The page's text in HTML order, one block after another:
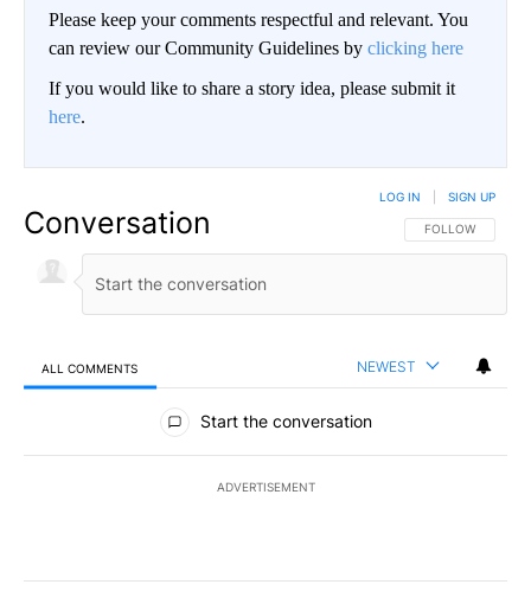
Please keep your comments respectful and relevant. You
can review our Community Guidelines by clicking here
If you would like to share a story idea, please submit it
here.
Conversation FOLLOW THIS
FOLLOW
LOG IN SIGN UP
ALL COMMENTS NEWEST
All Comments
Start the conversation
ADVERTISEMENT